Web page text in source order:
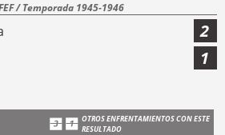
/ Temporada 1945-1946
2
1
OTROS ENFRENTAMIENTOS CON ESTE
RESULTADO